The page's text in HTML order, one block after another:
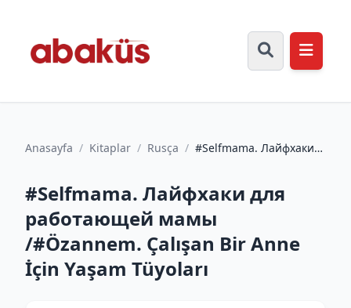
Anasayfa / Kitaplar / Rusça / #Selfmama. Лайфхаки
A...
#Selfmama. Лайфхаки для
работающей мамы
/#Özannem. Çalışan Bir Anne
İçin Yaşam Tüyoları